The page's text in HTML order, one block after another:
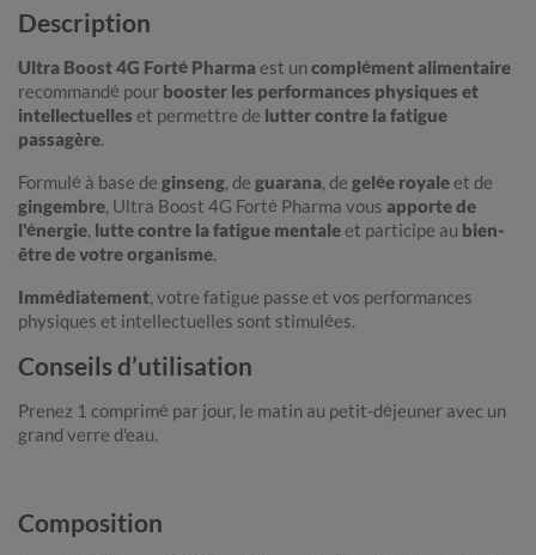
Description
Ultra Boost 4G Forté Pharma est uncomplément alimentaire
recommandé pour booster les performances physiques et
intellectuelles et permettre de lutter contre la fatigue
passagère.
Formulé à base de ginseng, de guarana, de gelée royaleet de
gingembre, Ultra Boost 4G Forté Pharma vous apporte de
l'énergie, lutte contre la fatigue mentaleet participe au bien-
être de votre organisme.
Immédiatement, votre fatigue passe et vos performances
physiques et intellectuelles sont stimulées.
Conseils d’utilisation
Prenez 1 comprimé par jour, le matin au petit-déjeuner avec un
grand verre d'eau.
Composition